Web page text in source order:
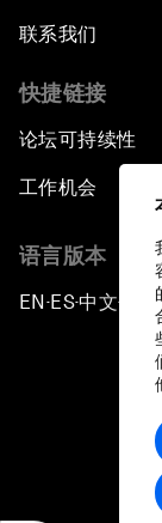
联系我们
快捷链接
论坛可持续性
工作机会
语言版本
EN ▪ES▪中文▪ 日